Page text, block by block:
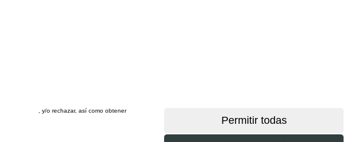
, y/o rechazar, así como obtener